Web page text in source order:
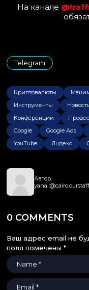
На канале
Telegram
Криптовалюты
Инструменты
Конференции
Google
Google Ads
YouTube
Яндекс
Автор
0 COMMENTS
Ваш адрес email не
поля помечены *